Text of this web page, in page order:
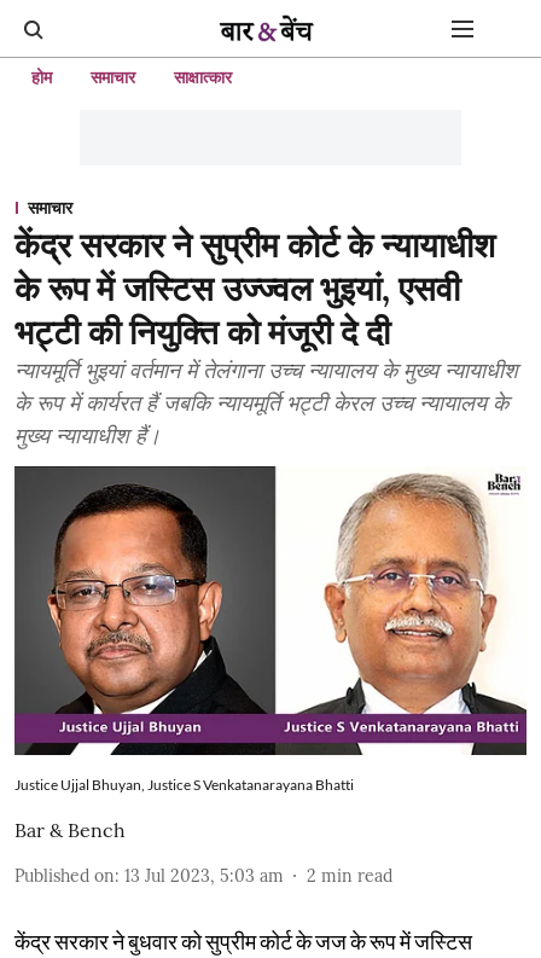
होम समाचार साक्षात्कार
समाचार
केंद्र सरकार ने सुप्रीम कोर्ट के न्यायाधीश
के रूप में जस्टिस उज्ज्वल भुइयां, एसवी
भट्टी की नियुक्ति को मंजूरी दे दी
न्यायमूर्ति भुइयां वर्तमान में तेलंगाना उच्च न्यायालय के मुख्य न्यायाधीश
के रूप में कार्यरत हैं जबकि न्यायमूर्ति भट्टी केरल उच्च न्यायालय के
मुख्य न्यायाधीश हैं।
Justice Ujjal Bhuyan, Justice S Venkatanarayana Bhatti
Bar & Bench
Published on: 13 Jul 2023, 5:03 am 2 min read
केंद्र सरकार ने बुधवार को सुप्रीम कोर्ट के जज के रूप में जस्टिस